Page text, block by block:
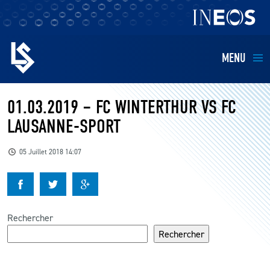
MENU
EQUIPES
BILLETTERIE
KIDS
01.03.2019 – FC WINTERTHUR VS FC
LAUSANNE-SPORT
05 Juillet 2018 14:07
Rechercher
Rechercher